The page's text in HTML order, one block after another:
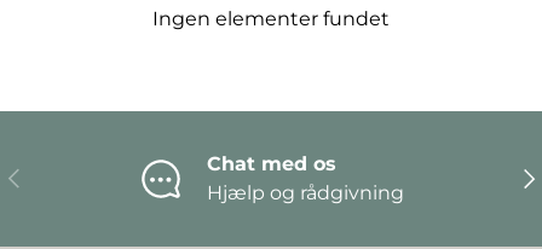
Ingen elementer fundet
Forrige
Chat med os
Hjælp og rådgivning